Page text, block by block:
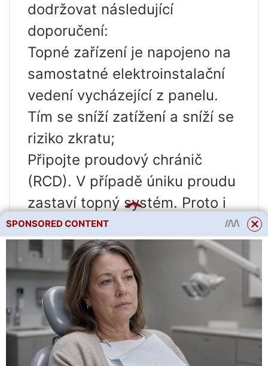
dodržovat následující
doporučení:
Topné zařízení je napojeno na
samostatné elektroinstalační
vedení vycházející z panelu.
Tím se sníží zatížení a sníží se
riziko zkratu;
Připojte proudový chránič
(RCD). V případě úniku proudu
zastaví topný systém. Proto i
když v koupelně nainstalujete
elektrickou vyhřívanou
podlahu, bude zaručena
bezpečnost;
Připojte termostat, který chrání
zařízení před přehřátím a
umožňuje efektivně regulovat
SPONSORED CONTENT